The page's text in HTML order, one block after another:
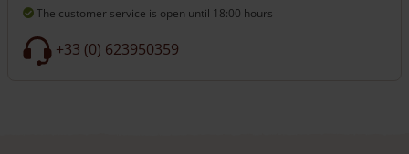
ou des poteaux de 20 x 20 cm (longueur de 210 cm ou 280
cm).
Si vous optez pour un portail plus haut de gamme avec
The customer service is open until 18:00 hours
+33 (0) 623950359